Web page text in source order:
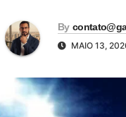
By
MAIO 13,